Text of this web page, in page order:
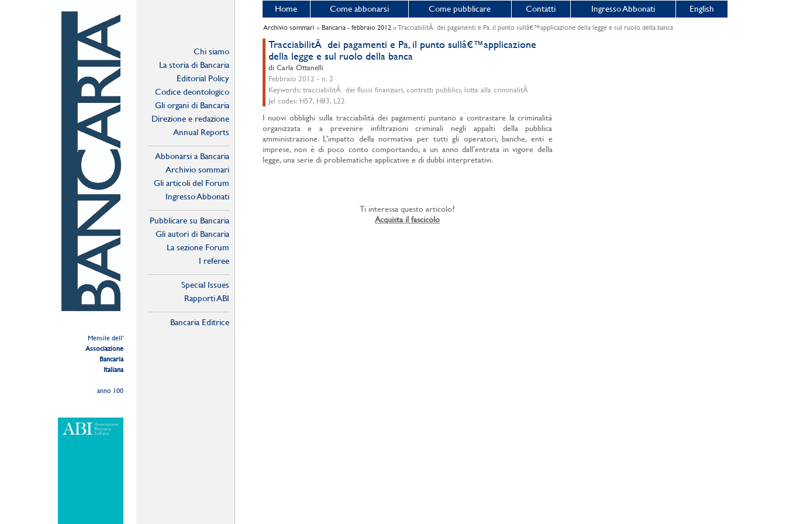
Mensile dell'
Associazione
Bancaria
Italiana
anno 100
Chi siamo
La storia di Bancaria
Editorial Policy
Codice deontologico
Gli organi di Bancaria
Direzione e redazione
Annual Reports
Abbonarsi a Bancaria
Archivio sommari
Gli articoli del Forum
Ingresso Abbonati
Pubblicare su Bancaria
Gli autori di Bancaria
La sezione Forum
I referee
Special Issues
Rapporti ABI
Bancaria Editrice
Home Come abbonarsi Come pubblicare Contatti Ingresso Abbonati English
Archivio sommari » Bancaria - febbraio 2012» TracciabilitÃ dei pagamenti e Pa, il punto sullâ€™applicazione della legge e sul ruolo della banca
TracciabilitÃ dei pagamenti e Pa, il punto sullâ€™applicazione
della legge e sul ruolo della banca
di Carla Ottanelli
Febbraio 2012 - n. 2
Keywords: tracciabilitÃ dei flussi finanziari, contratti pubblici, lotta alla criminalitÃ
Jel codes: H57, H83, L22
I nuovi obblighi sulla tracciabilità dei pagamenti puntano a contrastare la criminalità
organizzata e a prevenire infiltrazioni criminali negli appalti della pubblica
amministrazione. L’impatto della normativa per tutti gli operatori, banche, enti e
imprese, non è di poco conto comportando, a un anno dall’entrata in vigore della
legge, una serie di problematiche applicative e di dubbi interpretativi.
Ti interessa questo articolo?
Acquista il fascicolo